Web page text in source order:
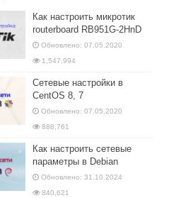
Как настроить микротик
routerboard RB951G-2HnD
Обновлено: 07.05.2020
1,547,994
Сетевые настройки в
CentOS 8, 7
Обновлено: 07.05.2020
888,761
Как настроить сетевые
параметры в Debian
Обновлено: 31.10.2024
840,621